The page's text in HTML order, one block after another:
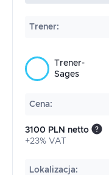
Trener:
Trener-
Sages
Cena:
3100 PLN netto
+23% VAT
Lokalizacja: